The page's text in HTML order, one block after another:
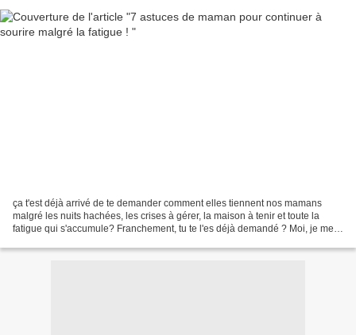
ça t'est déjà arrivé de te demander comment elles tiennent nos mamans
malgré les nuits hachées, les crises à gérer, la maison à tenir et toute la
fatigue qui s'accumule? Franchement, tu te l'es déjà demandé ? Moi, je me